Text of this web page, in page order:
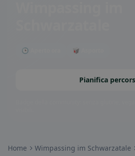
🕒 Aperto ora 🥡 Asporto
Pianifica
Home Wimpassing im Schwarzatale